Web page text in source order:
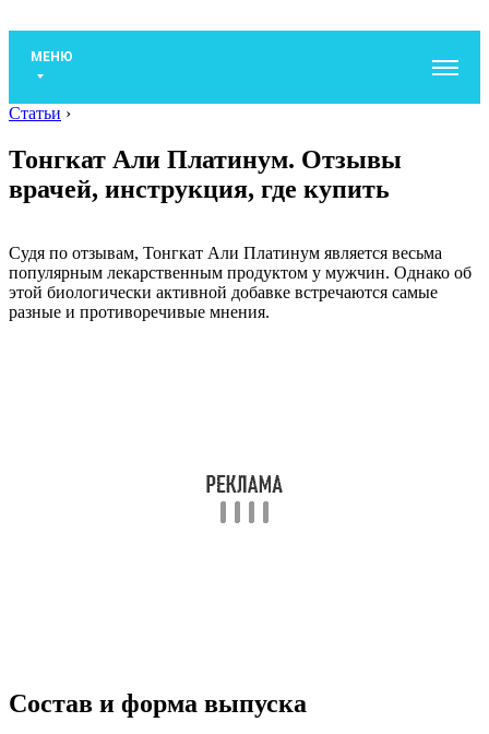
МЕНЮ
Статьи ›
Тонгкат Али Платинум. Отзывы
врачей, инструкция, где купить
Судя по отзывам, Тонгкат Али Платинум является весьма
популярным лекарственным продуктом у мужчин. Однако об
этой биологически активной добавке встречаются самые
разные и противоречивые мнения.
Состав и форма выпуска